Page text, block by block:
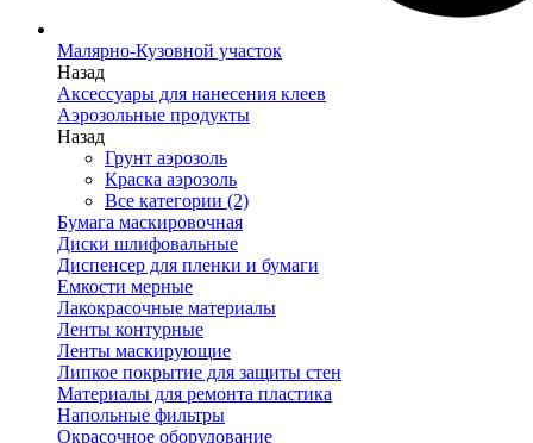
Малярно-Кузовной участок
Назад
Аксессуары для нанесения клеев
Аэрозольные продукты
Назад
Грунт аэрозоль
Краска аэрозоль
Все категории (2)
Бумага маскировочная
Диски шлифовальные
Диспенсер для пленки и бумаги
Емкости мерные
Лакокрасочные материалы
Ленты контурные
Ленты маскирующие
Липкое покрытие для защиты стен
Материалы для ремонта пластика
Напольные фильтры
Окрасочное оборудование